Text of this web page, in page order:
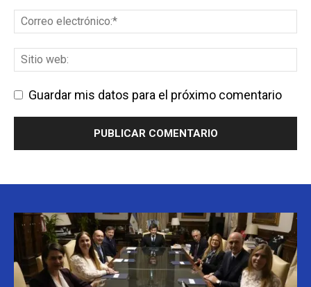
Guardar mis datos para el próximo comentario